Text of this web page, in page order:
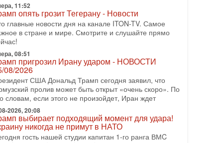
управления полиции Израиля, автор
07-2026, 09:02
за разоружение ХАМАСа - НОВОСТИ
07/2026
исторического соглашения о полном
ХАМАСа и других вооруженных
в
07-2026, 17:59
доведет Трампа до крайних мер? Разбор и
от военного обозревателя Давида Шарпа
вокруг противостояния Ирана и США
с каждым днем. Почему Трамп в самый
момент отменил решение о нанесении
11:52
опять грозит Тегерану - Новости
главные новости дня на канале ITON-TV. Самое
в стране и мире. Смотрите и слушайте прямо
08:51
пригрозил Ирану ударом - НОВОСТИ
08/2026
США Дональд Трамп сегодня заявил, что
пролив может быть открыт «очень скоро». По
словам, если этого не произойдет, Иран ждет
2026, 20:08
выбирает подходящий момент для удара!
никогда не примут в НАТО
гость нашей студии капитан 1-го ранга ВМC